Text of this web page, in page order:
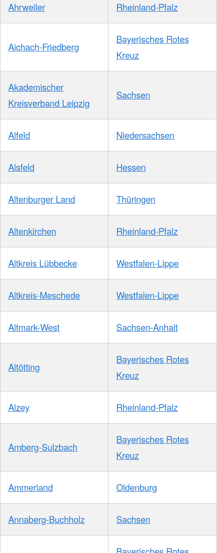
Ahrweiler Rheinland-Pfalz
Aichach-Friedberg
Bayerisches Rotes
Kreuz
Akademischer
Kreisverband Leipzig
Sachsen
Alfeld Niedersachsen
Alsfeld Hessen
Altenburger Land Thüringen
Altenkirchen Rheinland-Pfalz
Altkreis Lübbecke Westfalen-Lippe
Altkreis-Meschede Westfalen-Lippe
Altmark-West Sachsen-Anhalt
Altötting
Bayerisches Rotes
Kreuz
Alzey Rheinland-Pfalz
Amberg-Sulzbach
Bayerisches Rotes
Kreuz
Ammerland Oldenburg
Annaberg-Buchholz Sachsen